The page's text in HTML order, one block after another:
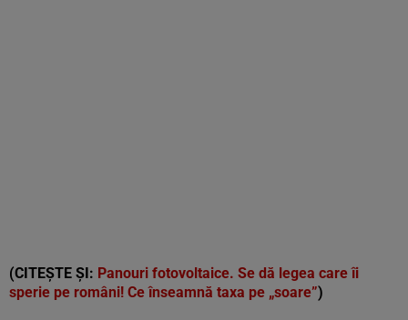
(CITEȘTE ȘI: Panouri fotovoltaice. Se dă legea care îi
sperie pe români! Ce înseamnă taxa pe „soare”)